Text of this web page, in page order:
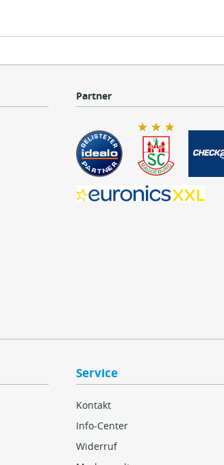
Partner
Service
Kontakt
Info-Center
Widerruf